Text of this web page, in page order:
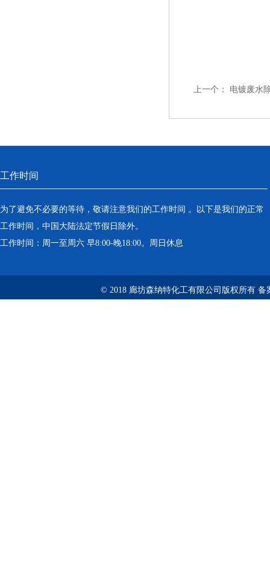
上一个： 电镀废水
工作时间
为了避免不必要的等待，敬请注意我们的工作时间 。以下是我们的正常
工作时间，中国大陆法定节假日除外。
工作时间：周一至周六 早8:00-晚18:00。周日休息
© 2018 廊坊森纳特化工有限公司版权所有 备